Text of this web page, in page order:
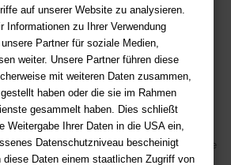
auf unserer Website zu analysieren.
Informationen zu Ihrer Verwendung
Partner für soziale Medien,
weiter. Unsere Partner führen diese
mit weiteren Daten zusammen,
haben oder die sie im Rahmen
gesammelt haben. Dies schließt
Weitergabe Ihrer Daten in die USA ein,
Datenschutzniveau bescheinigt
diese Daten einem staatlichen Zugriff von
buchhandlung.de
684 41
uns
ab 36,- EUR Bestellwert
und Zahlung mit SSL-Verschlüsselung
wie PayPal, Amazon Payment, Vorkasse